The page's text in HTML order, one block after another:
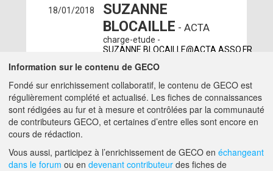
18/01/2018
SUZANNE
BLOCAILLE - ACTA
charge-etude -
SUZANNE.BLOCAILLE@ACTA.ASSO.FR
SÉBASTIEN
PICAULT- CTIFL -
CARQUEFOU (44470)
ingenieur - PICAULT@CTIFL.FR
A PROPOS DE GECO AIDE
Information sur le contenu de GECO
Fondé sur enrichissement collaboratif, le contenu de GECO est
régulièrement complété et actualisé. Les fiches de connaissances
sont rédigées au fur et à mesure et contrôlées par la communauté
de contributeurs GECO, et certaines d’entre elles sont encore en
cours de rédaction.
Vous aussi, participez à l’enrichissement de GECO en échangeant
dans le forum ou en devenant contributeur des fiches de